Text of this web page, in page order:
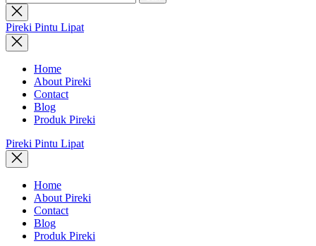
untuk:
Close
search
Pireki Pintu Lipat
Home
About Pireki
Contact
Blog
Produk Pireki
Pireki Pintu Lipat
Home
About Pireki
Contact
Blog
Produk Pireki